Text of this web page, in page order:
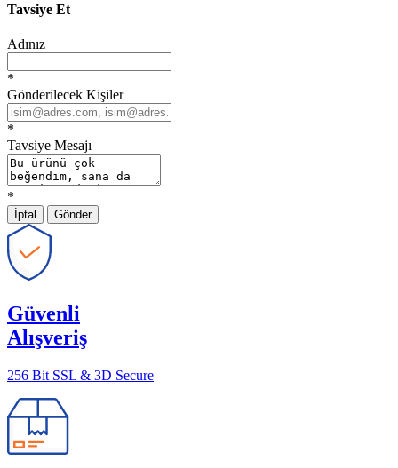
Tavsiye Et
Adınız
*
Gönderilecek Kişiler
*
Tavsiye Mesajı
*
İptal Gönder
Güvenli
Alışveriş
256 Bit SSL & 3D Secure